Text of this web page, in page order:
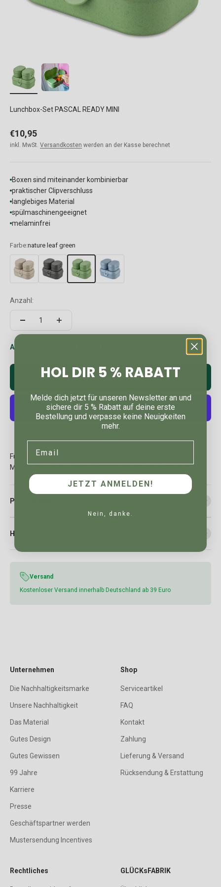
Lunchbox-Set PASCAL READY MINI
Angebot
€10,95
inkl. MwSt. Versandkosten werden an der Kasse berechnet
Boxen sind miteinander kombinierbar
praktischer Clipverschluss
langlebiges Material
spülmaschinengeeignet
melaminfrei
Farbe:nature leaf green
Anzahl:
Auf Lager: In 2-4 Werktagen bei dir
In den Warenkorb
Für alle, die Meal Prep lieben: In diesen schönen Boxen ist die
Mahlzeit gut aufbewahrt und bleibt frisch bis zum Verzehr.
Produktdetails
Hinweise
Versand
Kostenloser Versand innerhalb Deutschland ab 39 Euro
Unternehmen
Die Nachhaltigkeitsmarke
Unsere Nachhaltigkeit
Das Material
Gutes Design
Gutes Gewissen
99 Jahre
Karriere
Presse
Geschäftspartner werden
Mustersendung Incentives
Shop
Serviceartikel
FAQ
Kontakt
Zahlung
Lieferung & Versand
Rücksendung & Erstattung
Rechtliches GLÜCKsFABRIK
HOL DIR 5 % RABATT
Melde dich jetzt für unseren Newsletter an und
sichere dir 5 % Rabatt auf deine erste
Bestellung und verpasse keine Neuigkeiten
mehr.
JETZT ANMELDEN!
Nein, danke.